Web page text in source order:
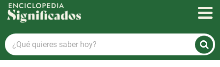
Enciclopedia Significados
¿Qué
quieres
saber